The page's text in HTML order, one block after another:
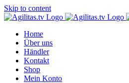
Skip to content
Home
Über uns
Händler
Kontakt
Shop
Mein Konto